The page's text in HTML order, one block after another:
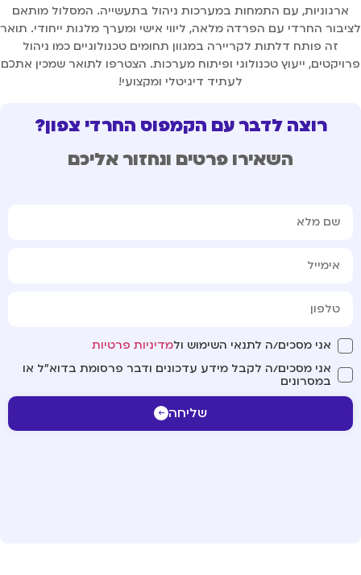
ארגוניות, עם התמחות במערכות ניהול בתעשייה. המסלול מותאם
החרדי עם הפרדה מלאה, ליווי אישי ומערך מלגות ייחודי. תואר
זה פותח דלתות לקריירה במגוון תחומים טכנולוגיים כמו ניהול
ייעוץ טכנולוגי ופיתוח מערכות. הצטרפו לתואר שמכין אתכם
לעתיד דיגיטלי ומקצועי!
רוצה לדבר עם הקמפוס החרדי צפון?
השאירו פרטים ונחזור אליכם
אני מסכים/ה לתנאי השימוש ולמדיניות פרטיות
אני מסכים/ה לקבל מידע עדכונים ודבר פרסומת בדוא"ל או
במסרונים
שליחה